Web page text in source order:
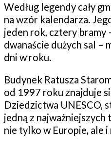
Według legendy cały
na wzór kalendarza.
jeden rok, cztery bramy
dwanaście dużych sal –
dni w roku.
Budynek Ratusza
od 1997 roku znajduje
Dziedzictwa UNESCO,
jedną z
nie tylko w Europie, ale i